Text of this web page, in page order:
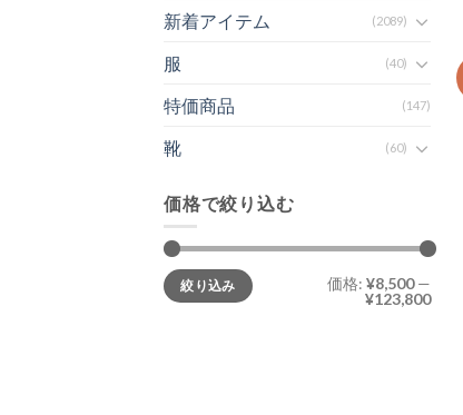
新着アイテム (2089)
服 (40)
特価商品 (147)
靴 (60)
価格で絞り込む
最
低
価
最
高
価
絞り込み 価格: ¥8,500—
¥123,800